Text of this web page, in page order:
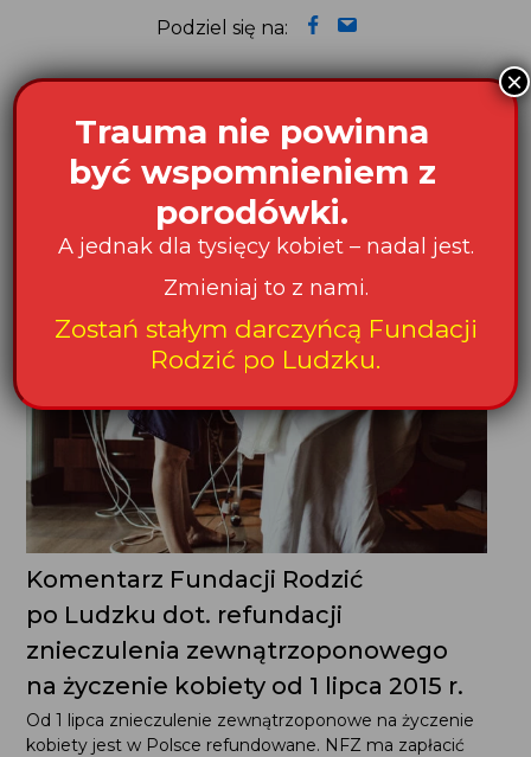
Podziel się na:
Czytaj także:
Komentarz Fundacji Rodzić
po Ludzku dot. refundacji
znieczulenia zewnątrzoponowego
na życzenie kobiety od 1 lipca 2015 r.
Od 1 lipca znieczulenie zewnątrzoponowe na życzenie
kobiety jest w Polsce refundowane. NFZ ma zapłacić
Trauma nie powinna
być wspomnieniem z
porodówki.
A jednak dla tysięcy kobiet – nadal jest.
Zmieniaj to z nami.
Zostań stałym darczyńcą Fundacji
Rodzić po Ludzku.
×